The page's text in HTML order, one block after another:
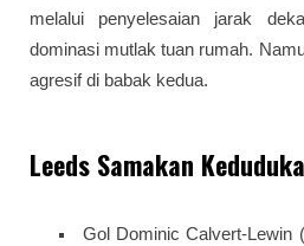
melalui penyelesaian jarak
dominasi mutlak tuan rumah.
agresif di babak kedua.
Leeds Samakan
Gol Dominic Calvert-Lewin